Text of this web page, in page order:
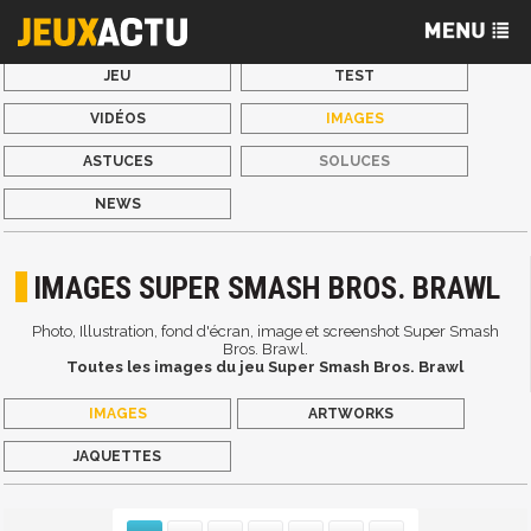
JEU TEST
VIDÉOS IMAGES
ASTUCES SOLUCES
NEWS
IMAGES SUPER SMASH BROS. BRAWL
Photo, Illustration, fond d'écran, image et screenshot Super Smash
Bros. Brawl.
Toutes les images du jeu Super Smash Bros. Brawl
IMAGES ARTWORKS
JAQUETTES